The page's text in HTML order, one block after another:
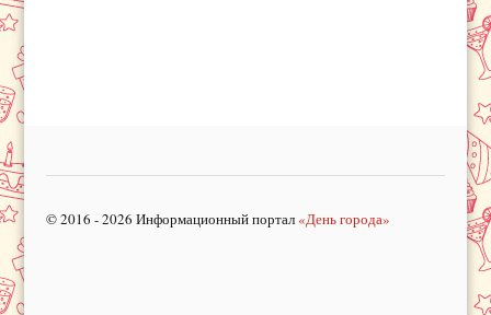
© 2016 - 2026 Информационный портал «День города»